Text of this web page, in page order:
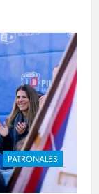
PATRONALES